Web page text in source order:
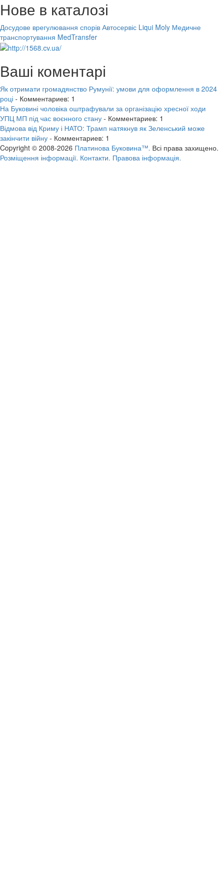
Нове в каталозі
Досудове врегулювання спорів Автосервіс Liqui Moly Медичне
транспортування MedTransfer
Ваші коментарі
Як отримати громадянство Румунії: умови для оформлення в 2024
році - Комментариев: 1
На Буковині чоловіка оштрафували за організацію хресної ходи
УПЦ МП під час воєнного стану - Комментариев: 1
Відмова від Криму і НАТО: Трамп натякнув як Зеленський може
закінчити війну - Комментариев: 1
Copyright © 2008-2026 Платинова Буковина™. Всі права захищено.
Розміщення інформації. Контакти. Правова інформація.